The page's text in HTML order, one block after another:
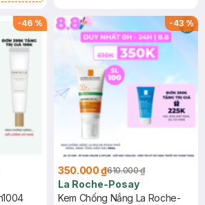
-46 % -43%
350.000 ₫610.000 ₫
La Roche-Posay
Kem Chống Nắng La Roche-